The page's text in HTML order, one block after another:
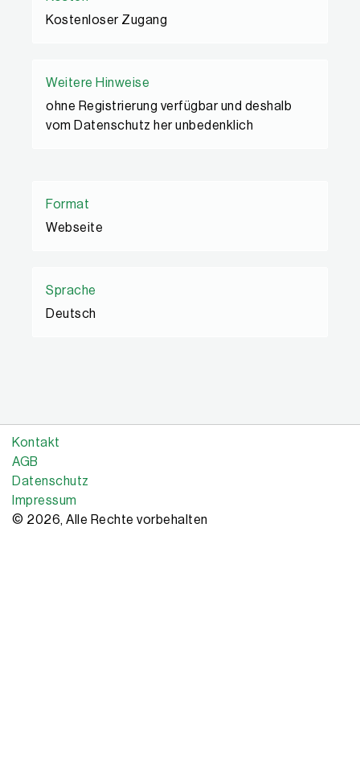
Kostenloser Zugang
Weitere Hinweise
ohne Registrierung verfügbar und deshalb
vom Datenschutz her unbedenklich
Format
Webseite
Sprache
Deutsch
© 2026, Alle Rechte vorbehalten
Impressum
Datenschutz
AGB
Kontakt